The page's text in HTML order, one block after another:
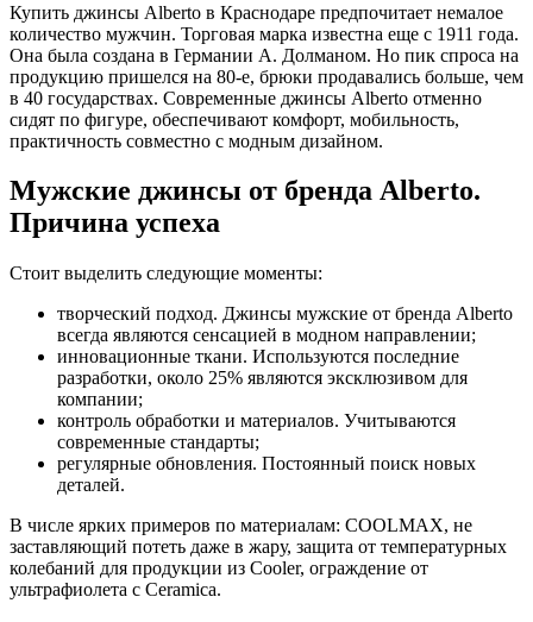
Купить джинсы Alberto в Краснодаре предпочитает немалое
количество мужчин. Торговая марка известна еще с 1911 года.
Она была создана в Германии А. Долманом. Но пик спроса на
продукцию пришелся на 80-е, брюки продавались больше, чем
в 40 государствах. Современные джинсы Alberto отменно
сидят по фигуре, обеспечивают комфорт, мобильность,
практичность совместно с модным дизайном.
Мужские джинсы от бренда Alberto.
Причина успеха
Стоит выделить следующие моменты:
творческий подход. Джинсы мужские от бренда Alberto
всегда являются сенсацией в модном направлении;
инновационные ткани. Используются последние
разработки, около 25% являются эксклюзивом для
компании;
контроль обработки и материалов. Учитываются
современные стандарты;
регулярные обновления. Постоянный поиск новых
деталей.
В числе ярких примеров по материалам: COOLMAX, не
заставляющий потеть даже в жару, защита от температурных
колебаний для продукции из Cooler, ограждение от
ультрафиолета с Ceramica.